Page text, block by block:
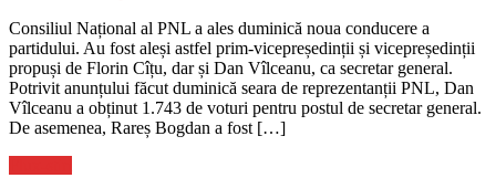
Consiliul Național al PNL a ales duminică noua conducere a
partidului. Au fost aleși astfel prim-vicepreședinții și vicepreședinții
propuși de Florin Cîțu, dar și Dan Vîlceanu, ca secretar general.
Potrivit anunțului făcut duminică seara de reprezentanții PNL, Dan
Vîlceanu a obținut 1.743 de voturi pentru postul de secretar general.
De asemenea, Rareș Bogdan a fost […]